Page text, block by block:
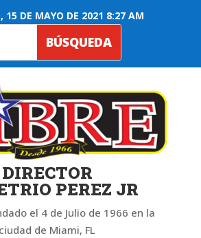
15 DE MAYO DE 2021 8:27 AM
DIRECTOR
PEREZ JR
el 4 de Julio de 1966 en la
ciudad de Miami, FL